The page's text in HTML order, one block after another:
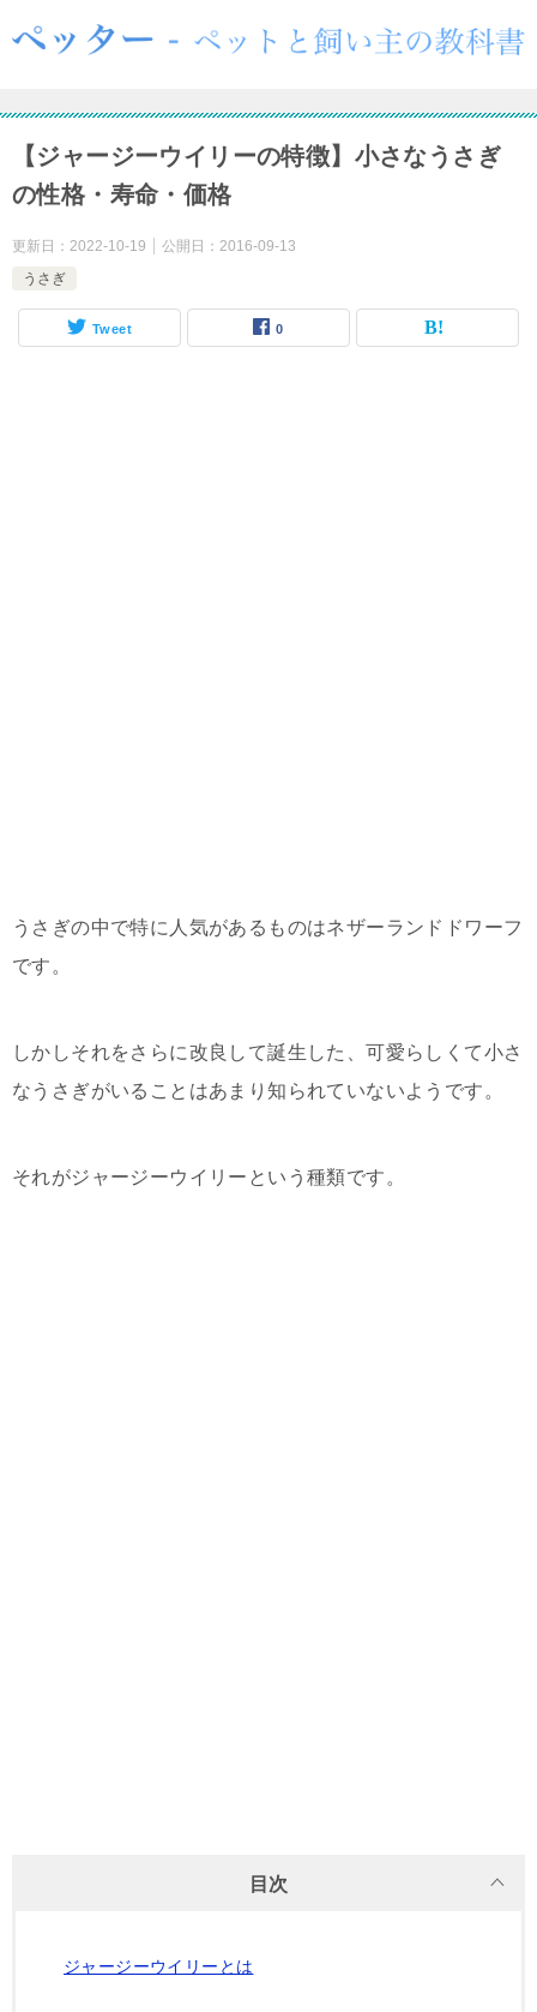
【ジャージーウイリーの特徴】小さなうさぎ
の性格・寿命・価格
更新日： 2022-10-19 公開日： 2016-09-13
うさぎ
Tweet 0
うさぎの中で特に人気があるものはネザーランドドワーフ
です。
しかしそれをさらに改良して誕生した、可愛らしくて小さ
なうさぎがいることはあまり知られていないようです。
それがジャージーウイリーという種類です。
目次
ジャージーウイリーとは